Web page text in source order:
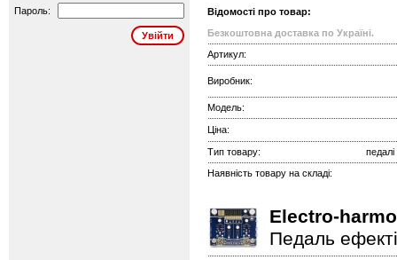
Пароль:
Відомості про товар:
Безкоштовна доставка по Україні.
Артикул:
Виробник:
Модель:
Ціна:
Тип товару:
педалі
Наявність товару на складі:
Electro-
Педаль